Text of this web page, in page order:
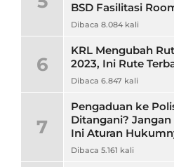
BSD Fasilitasi
Nyaman dan Harga
Dibaca 8.084 kali
6
KRL Mengubah
2023, Ini Rute
Dibaca 6.847 kali
7
Pengaduan ke
Ditangani? Jangan
Ini Aturan
Dibaca 5.161 kali